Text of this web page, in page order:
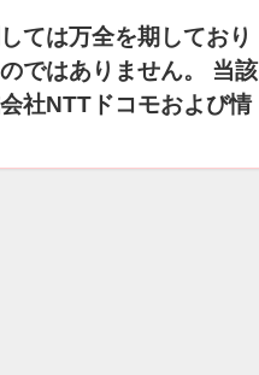
ては万全を期しており
ではありません。 当該
社NTTドコモおよび情